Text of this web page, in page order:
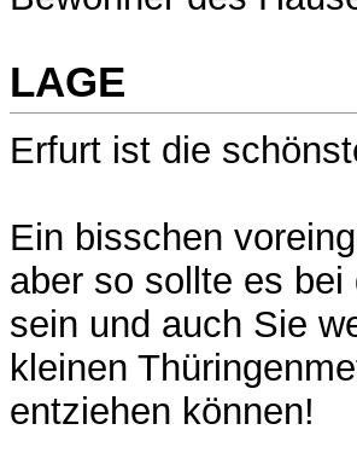
LAGE
Erfurt ist die
Ein bisschen
aber so sollte es
sein und auch Sie
kleinen
entziehen können!